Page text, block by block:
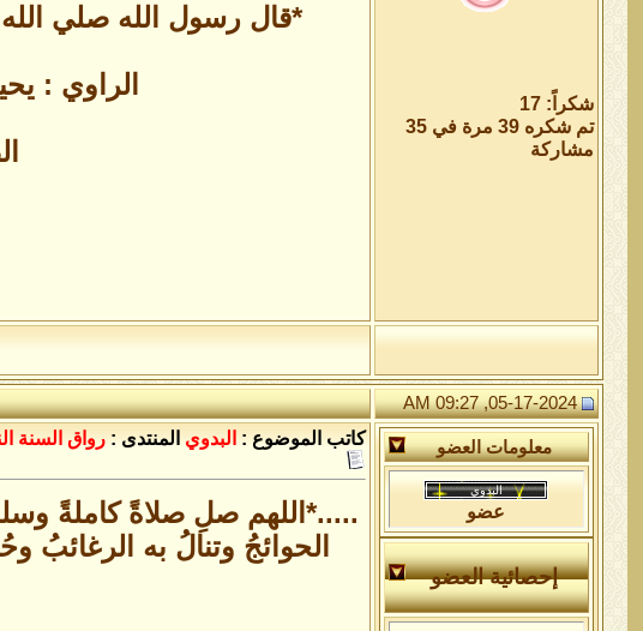
شكراً: 17
تم شكره 39 مرة في 35
مشاركة
*قال رسول الله صلي الله
الراوي :
05-17-2024, 09:27 AM
معلومات العضو
عضو
إحصائية العضو
كاتب الموضوع : البدوي المنتدى : رواق السنة
.....*اللهم صلِ صلاةً كاملةً
الحوائجُ وتنالُ به